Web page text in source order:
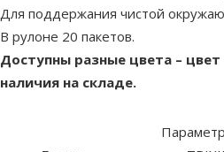
Для поддержания чистой
В рулоне 20 пакетов.
Доступны разные цвета –
наличия на складе.